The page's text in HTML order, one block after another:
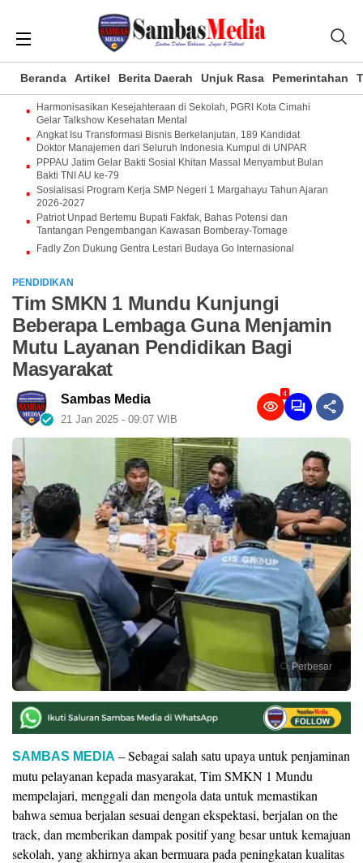
Beranda Artikel Berita Daerah Unjuk Rasa Pemerintahan
Harmonisasikan Kesejahteraan di Sekolah, PGRI Kota Cimahi
Gelar Talkshow Kesehatan Mental
Angkat Isu Transformasi Bisnis Berkelanjutan, 189 Kandidat
Doktor Manajemen dari Seluruh Indonesia Kumpul di UNPAR
PPPAU Jatim Gelar Bakti Sosial Khitan Massal Menyambut Bulan
Bakti TNI AU ke-79
Sosialisasi Program Kerja SMP Negeri 1 Margahayu Tahun Ajaran
2026-2027
Patriot Unpad Bertemu Bupati Fakfak, Bahas Potensi dan
Tantangan Pengembangan Kawasan Bomberay-Tomage
Fadly Zon Dukung Gentra Lestari Budaya Go Internasional
PENDIDIKAN
Tim SMKN 1 Mundu Kunjungi
Beberapa Lembaga Guna Menjamin
Mutu Layanan Pendidikan Bagi
Masyarakat
Sambas Media
21 Jan 2025 - 09:07 WIB
4
Perbesar
SAMBAS MEDIA – Sebagai salah satu upaya untuk penjaminan
mutu pelayanan kepada masyarakat, Tim SMKN 1 Mundu
mempelajari, menggali dan mengola data untuk memastikan
bahwa semua berjalan sesuai dengan ekspektasi, berjalan on the
track, dan memberikan dampak positif yang besar untuk kemajuan
sekolah, yang akhirnya akan bermuara pada peningkatan kualitas